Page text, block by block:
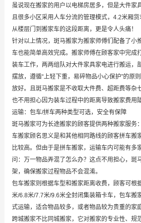
虽说现在搬家的用户以电梯房居多，但是大件家
且很多小区采用人车分流的管理模式，4.2米厢
从楼层门到搬家车的这段距离，更是令人头痛！
针对以上情况，斑马搬家为搬家师傅们配备了小
车也能简单高效完成。搬家师傅在顾客家中完成
装车工作，两两组队对大件家具家电进行搬运，
摆放，遵循“上轻下重，易碎物品小心保护”的原
放好。且斑马搬家是不收取大件费、超距费等杂
也不用担心因为装车过程中的距离导致搬家费用陡
运输：包车/拼车两种类型可选，安全有保障
斑马搬家可为长途搬家的顾客提供两种搬家服务
车搬家顾名思义是和其他相同路线的顾客拼车搬
比较高。但由于是拼车搬家，运输车内可能有多
问：万一物品弄混了怎么办？这点不用担心，斑
架，确保搬家过程物品不会混淆。
包车搬家则根据车型和搬家距离收费，顾客可根
米/6.8米/7.7米/9.6米全封闭集装箱卡车，包车搬
式运输，适合物品较多，或者物品较为贵重的家庭
跨城搬家不比同城搬家，它对搬家的专业性、规